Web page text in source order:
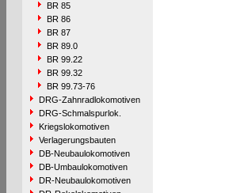
BR 85
BR 86
BR 87
BR 89.0
BR 99.22
BR 99.32
BR 99.73-76
DRG-Zahnradlokomotiven
DRG-Schmalspurlok.
Kriegslokomotiven
Verlagerungsbauten
DB-Neubaulokomotiven
DB-Umbaulokomotiven
DR-Neubaulokomotiven